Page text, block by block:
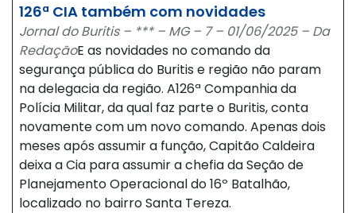
126ª CIA também com novidades
Jornal do Buritis – *** – MG – 7 – 01/06/2025 – Da
RedaçãoE as novidades no comando da
segurança pública do Buritis e região não param
na delegacia da região. A126ª Companhia da
Polícia Militar, da qual faz parte o Buritis, conta
novamente com um novo comando. Apenas dois
meses após assumir a função, Capitão Caldeira
deixa a Cia para assumir a chefia da Seção de
Planejamento Operacional do 16º Batalhão,
localizado no bairro Santa Tereza.